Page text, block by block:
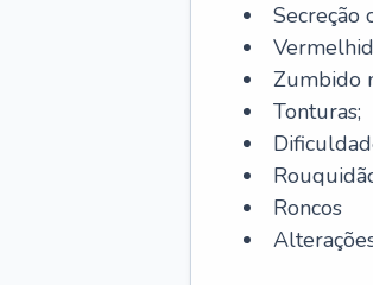
Secreção
Zumbido
Tonturas;
Roncos